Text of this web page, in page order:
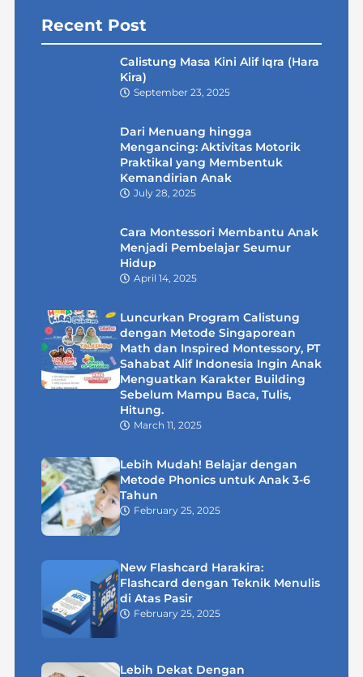
Recent Post
Calistung Masa Kini Alif Iqra (Hara
Kira)
September 23, 2025
Dari Menuang hingga
Mengancing: Aktivitas Motorik
Praktikal yang Membentuk
Kemandirian Anak
July 28, 2025
Cara Montessori Membantu Anak
Menjadi Pembelajar Seumur
Hidup
April 14, 2025
Luncurkan Program Calistung
dengan Metode Singaporean
Math dan Inspired Montessory, PT
Sahabat Alif Indonesia Ingin Anak
Menguatkan Karakter Building
Sebelum Mampu Baca, Tulis,
Hitung.
March 11, 2025
Lebih Mudah! Belajar dengan
Metode Phonics untuk Anak 3-6
Tahun
February 25, 2025
New Flashcard Harakira:
Flashcard dengan Teknik Menulis
di Atas Pasir
February 25, 2025
Lebih Dekat Dengan